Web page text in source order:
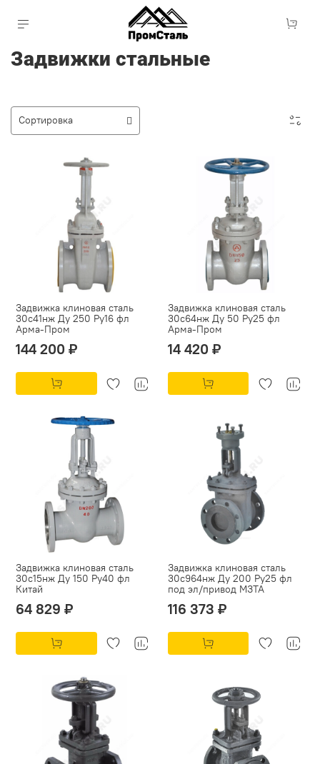
Задвижки стальные
Задвижка клиновая сталь
30с41нж Ду 250 Ру16 фл
Арма-Пром
144 200 ₽
Задвижка клиновая сталь
30с64нж Ду 50 Ру25 фл
Арма-Пром
14 420 ₽
Задвижка клиновая сталь
30с15нж Ду 150 Ру40 фл
Китай
64 829 ₽
Задвижка клиновая сталь
30с964нж Ду 200 Ру25 фл
под эл/привод МЗТА
116 373 ₽